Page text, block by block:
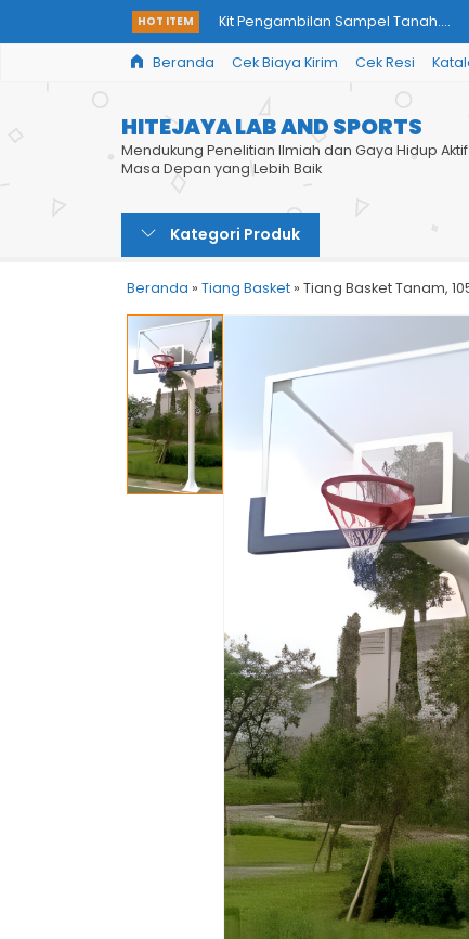
HOT ITEM Kit Pengambilan Sampel Tanah....
Meja Laboratorium STEEL 080
Meja Timbang Anti Gentar 60x60
Passbox Stainless Steel UV
Meja Kerja Steel, MKS 11 - 120
Island Bench Stainless Steel 304
Portable Basket Pipa – Model “PBP +
Island Bench, ISB-1 PR6 Phenolic
Beranda Cek Biaya Kirim Cek Resi
HITEJAYA LAB AND SPORTS
Mendukung Penelitian Ilmiah dan Gaya Hidup
Masa Depan yang Lebih Baik
Kategori Produk
Beranda » Tiang Basket » Tiang Basket Tanam,